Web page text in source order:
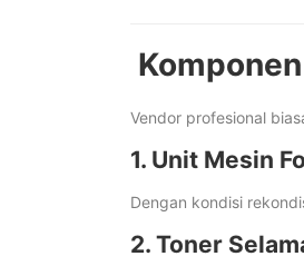
Vendor profesional
1. Unit Mesin
Dengan kondisi
2. Toner